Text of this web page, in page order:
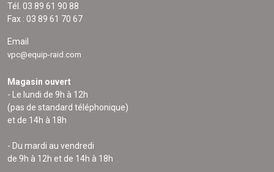
Tél. 03 89 61 90 88
Fax : 03 89 61 70 67
Email
vpc@equip-raid.com
Magasin ouvert
- Le lundi de 9h à 12h
(pas de standard téléphonique)
et de 14h à 18h
- Du mardi au vendredi
de 9h à 12h et de 14h à 18h